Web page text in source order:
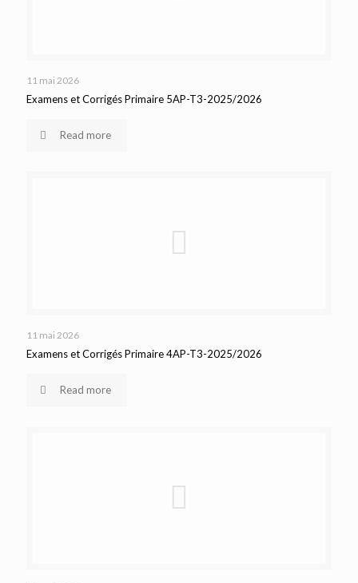
11 mai 2026
Examens et Corrigés Primaire 5AP-T3-2025/2026
Read more
11 mai 2026
Examens et Corrigés Primaire 4AP-T3-2025/2026
Read more